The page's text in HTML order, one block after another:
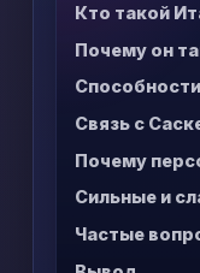
Кто такой
Почему он
Связь с
Почему
Сильные и
Частые